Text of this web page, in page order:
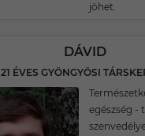
jöhet.
DÁVID
21 ÉVES GYÖNGYÖSI
egészség -